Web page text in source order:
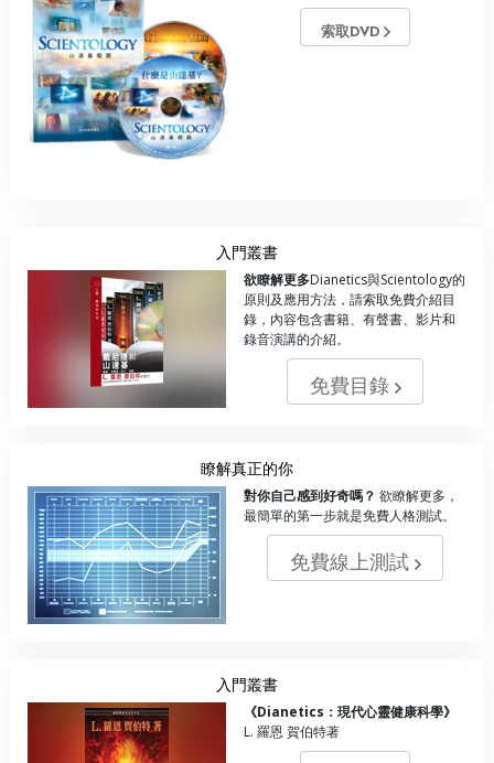
索取DVD
入門叢書
欲瞭解更多Dianetics與Scientology的
原則及應用方法，請索取免費介紹目
錄，內容包含書籍、有聲書、影片和
錄音演講的介紹。
免費目錄
瞭解真正的你
對你自己感到好奇嗎？ 欲瞭解更多，
最簡單的第一步就是免費人格測試。
免費線上測試
入門叢書
《Dianetics：現代心靈健康科學》
L. 羅恩 賀伯特著